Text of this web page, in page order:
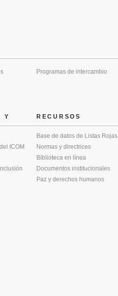
Programas de intercambio
Y
ICOM
RECURSOS
Base de datos de Listas Rojas
Normas y directrices
Biblioteca en línea
Documentos institucionales
Paz y derechos humanos